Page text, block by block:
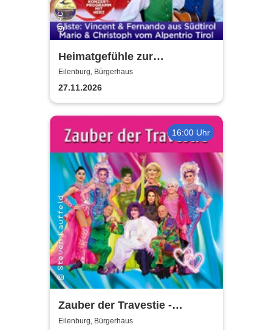
Heimatgefühle zur
Weihnachtszeit 2026 - Das
Konzertprogramm mit Herz
Eilenburg, Bürgerhaus
27.11.2026
16:00 Uhr
Zauber der Travestie -
Fräulein Luise und ihr
Eilenburg, Bürgerhaus